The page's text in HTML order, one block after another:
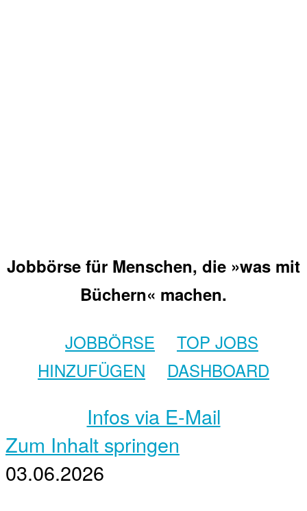
Jobbörse für Menschen, die »was mit
Büchern« machen.
JOBBÖRSE
TOP JOBS
HINZUFÜGEN
DASHBOARD
Infos via E-Mail
Zum Inhalt springen
03.06.2026